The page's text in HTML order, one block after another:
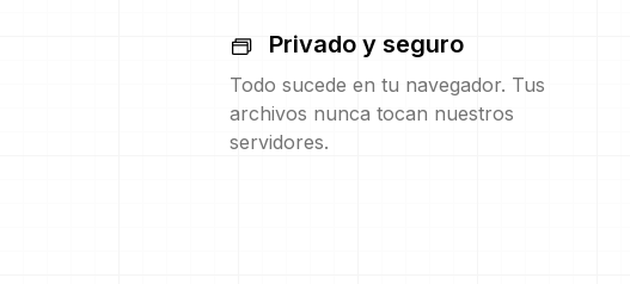
Privado y seguro
Todo sucede en tu navegador. Tus
archivos nunca tocan nuestros
servidores.